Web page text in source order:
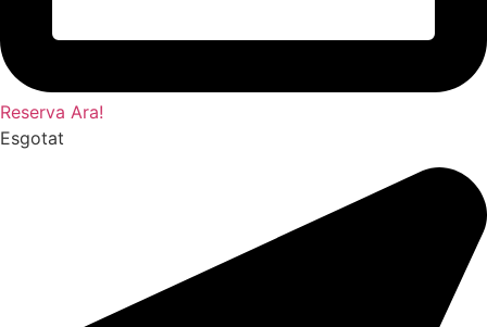
Reserva Ara!
Esgotat